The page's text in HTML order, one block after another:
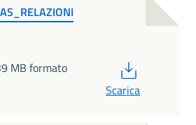
MB formato
Scarica